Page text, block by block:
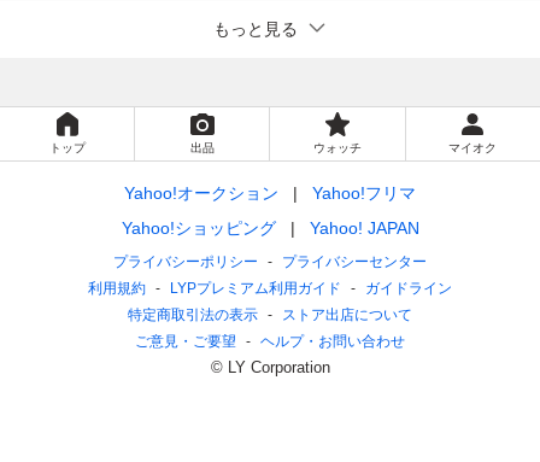
もっと見る
トップ 出品 ウォッチ マイオク
Yahoo!オークション
Yahoo!フリマ
Yahoo!ショッピング
Yahoo! JAPAN
プライバシーポリシー
プライバシーセンター
利用規約
LYPプレミアム利用ガイド
ガイドライン
特定商取引法の表示
ストア出店について
ご意見・ご要望
ヘルプ・お問い合わせ
© LY Corporation